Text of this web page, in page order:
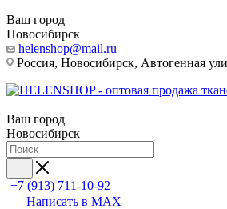
Ваш город
Новосибирск
helenshop@mail.ru
Россия, Новосибирск, Автогенная
Ваш город
Новосибирск
+7 (913) 711-10-92
Написать в MAX